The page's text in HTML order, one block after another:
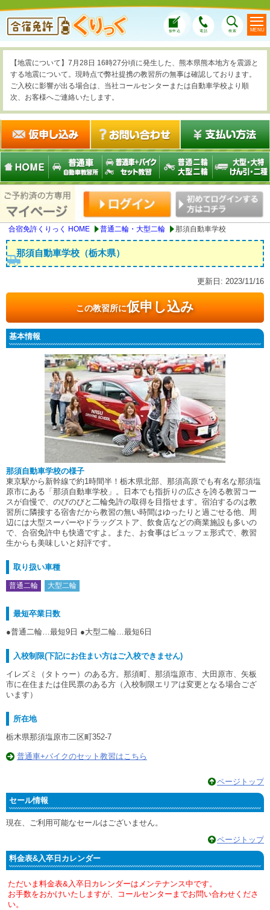
仮申込 電話 検索
【地震について】7月28日 16時27分頃に発生した、熊本県熊本地方を震源と
する地震について。現時点で弊社提携の教習所の無事は確認しております。
ご入校に影響が出る場合は、当社コールセンターまたは自動車学校より順
次、お客様へご連絡いたします。
MENU
合宿免許くりっく HOME 普通二輪・大型二輪 那須自動車学校
那須自動車学校（栃木県）
更新日: 2023/11/16
この教習所に仮申し込み
基本情報
那須自動車学校の様子
東京駅から新幹線で約1時間半！栃木県北部、那須高原でも有名な那須塩
原市にある「那須自動車学校」。日本でも指折りの広さを誇る教習コー
スが自慢で、のびのびと二輪免許の取得を目指せます。宿泊するのは教
習所に隣接する宿舎だから教習の無い時間はゆったりと過ごせる他、周
辺には大型スーパーやドラッグストア、飲食店などの商業施設も多いの
で、合宿免許中も快適ですよ。また、お食事はビュッフェ形式で、教習
生からも美味しいと好評です。
取り扱い車種
普通二輪 大型二輪
最短卒業日数
●普通二輪…最短9日 ●大型二輪…最短6日
入校制限(下記にお住まい方はご入校できません)
イレズミ（タトゥー）のある方。那須町、那須塩原市、大田原市、矢板
市に在住または住民票のある方（入校制限エリアは変更となる場合ござ
います）
所在地
栃木県那須塩原市二区町352-7
普通車+バイクのセット教習はこちら
ページトップ
セール情報
現在、ご利用可能なセールはございません。
ページトップ
料金表&入卒日カレンダー
ただいま料金表&入卒日カレンダーはメンテナンス中です。
お手数をおかけいたしますが、コールセンターまでお問い合わせくださ
い。